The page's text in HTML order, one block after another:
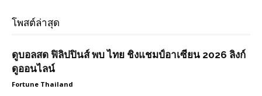
โพสต์ล่าสุด
ดูบอลสด ฟิลิปปินส์ พบ ไทย ชิงแชมป์อาเซียน 2026 ลิงก์
ดูออนไลน์
Fortune Thailand